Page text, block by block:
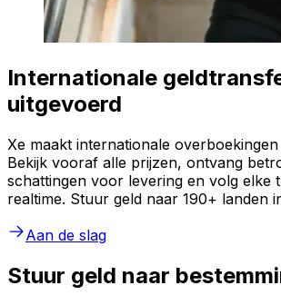
Internationale
uitgevoerd
Xe maakt internationale
Bekijk vooraf alle prijzen, ontvang
schattingen voor levering en volg elke
realtime. Stuur geld naar 190+ landen
Aan de slag
Stuur geld naar